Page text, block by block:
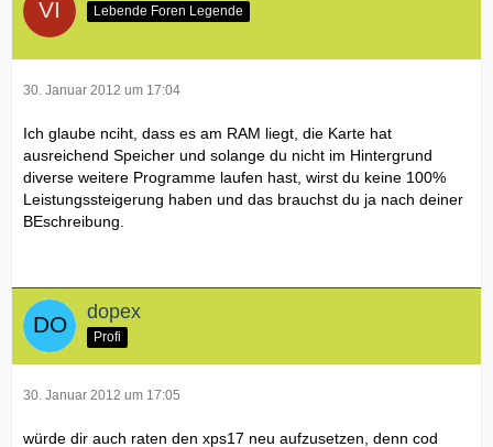
Lebende Foren Legende
30. Januar 2012 um 17:04
Ich glaube nciht, dass es am RAM liegt, die Karte hat
ausreichend Speicher und solange du nicht im Hintergrund
diverse weitere Programme laufen hast, wirst du keine 100%
Leistungssteigerung haben und das brauchst du ja nach deiner
BEschreibung.
dopex
Profi
30. Januar 2012 um 17:05
würde dir auch raten den xps17 neu aufzusetzen, denn cod